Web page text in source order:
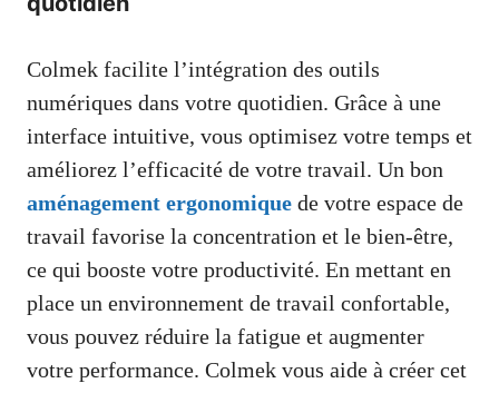
Colmek facilite l’intégration des outils
numériques dans votre quotidien. Grâce à une
interface intuitive, vous optimisez votre temps et
améliorez l’efficacité de votre travail. Un bon
aménagement ergonomique de votre espace de
travail favorise la concentration et le bien-être,
ce qui booste votre productivité. En mettant en
place un environnement de travail confortable,
vous pouvez réduire la fatigue et augmenter
votre performance. Colmek vous aide à créer cet